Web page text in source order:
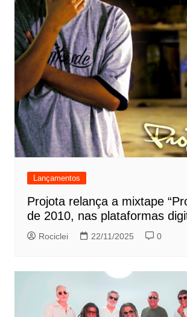
Lançamentos
Projota relança a mixtape
de 2010, nas plataformas
Rociclei 22/11/2025 0